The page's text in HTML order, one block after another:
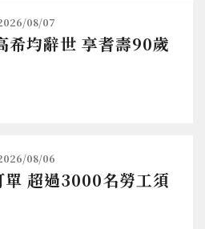
08/07
希均辭世 享耆壽90歲
08/06
超過3000名勞工須